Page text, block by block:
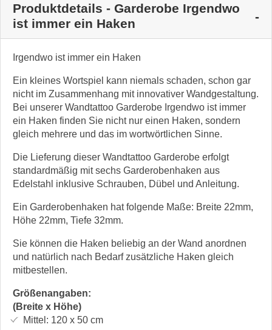
Produktdetails - Garderobe Irgendwo
ist immer ein Haken
Irgendwo ist immer ein Haken
Ein kleines Wortspiel kann niemals schaden, schon gar
nicht im Zusammenhang mit innovativer Wandgestaltung.
Bei unserer Wandtattoo Garderobe Irgendwo ist immer
ein Haken finden Sie nicht nur einen Haken, sondern
gleich mehrere und das im wortwörtlichen Sinne.
Die Lieferung dieser Wandtattoo Garderobe erfolgt
standardmäßig mit sechs Garderobenhaken aus
Edelstahl inklusive Schrauben, Dübel und Anleitung.
Ein Garderobenhaken hat folgende Maße: Breite 22mm,
Höhe 22mm, Tiefe 32mm.
Sie können die Haken beliebig an der Wand anordnen
und natürlich nach Bedarf zusätzliche Haken gleich
mitbestellen.
Größenangaben:
(Breite x Höhe)
Mittel: 120 x 50cm